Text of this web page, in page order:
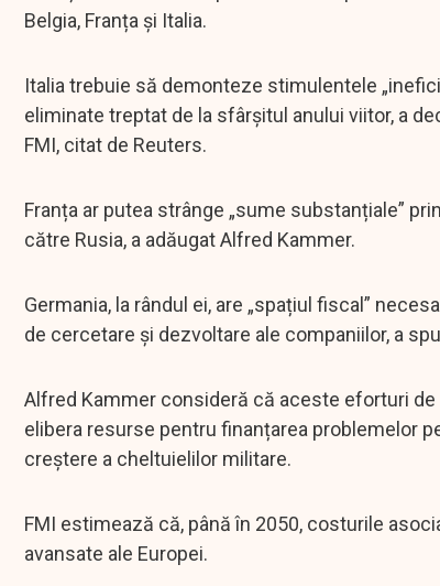
Belgia, Franța și Italia.
Italia trebuie să demonteze stimulentele
eliminate treptat de la sfârșitul anului viitor, a
FMI, citat de Reuters.
Franța ar putea strânge „sume substanțiale”
către Rusia, a adăugat Alfred Kammer.
Germania, la rândul ei, are „spațiul fiscal”
de cercetare și dezvoltare ale companiilor, a
Alfred Kammer consideră că aceste eforturi
elibera resurse pentru finanțarea problemelor
creștere a cheltuielilor militare.
FMI estimează că, până în 2050, costurile
avansate ale Europei.